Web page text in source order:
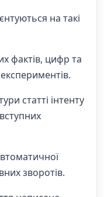
на такі
фактів, цифр та
статті інтенту
зворотів.